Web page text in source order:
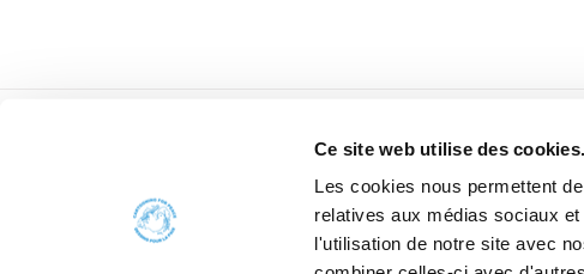
Ce site web utilise des cookies.
Les cookies nous permettent
relatives aux médias sociaux
l'utilisation de notre site avec